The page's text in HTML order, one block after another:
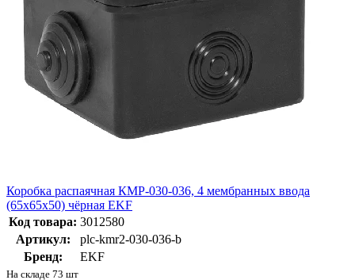
Коробка распаячная КМР-030-036, 4 мембранных ввода
(65х65х50) чёрная EKF
Код товара: 3012580
Артикул:
plc-kmr2-030-036-b
Бренд:
EKF
На складе 73 шт